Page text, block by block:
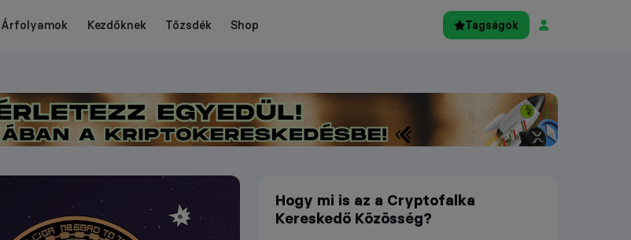
Árfolyamok Kezdőknek Tőzsdék Shop Tagságok
Hogy mi is az a Cryptofalka
Kereskedő Közösség?